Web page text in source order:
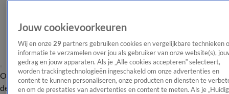
OverzichtAfleveringen Entertainment TV Algemeen
Tip
de redactieNieuwsbrief
Jouw cookievoorkeuren
Wij en onze 29 partners gebruiken cookies en vergelijkbare technieken
informatie te verzamelen over jou als gebruiker van onze website(s),
gedrag en jouw apparaten. Als je „Alle cookies accepteren” selecteert,
worden trackingtechnologieën ingeschakeld om onze advertenties en
content te kunnen personaliseren, onze producten en diensten te
en om de prestaties van advertenties en content te meten. Als je